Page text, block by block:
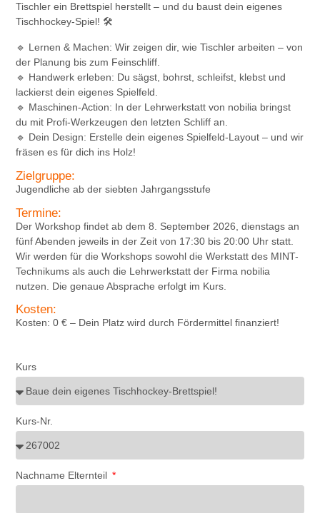
Tischler ein Brettspiel herstellt – unddu baust dein eigenes
Tischhockey-Spiel! 🛠️
🔹 Lernen & Machen: Wir zeigen dir, wie Tischler arbeiten – von
der Planung bis zum Feinschliff.
🔹 Handwerk erleben: Du sägst, bohrst, schleifst, klebst und
lackierst dein eigenes Spielfeld.
🔹 Maschinen-Action: In der Lehrwerkstatt von nobilia bringst
du mit Profi-Werkzeugen den letzten Schliff an.
🔹 Dein Design: Erstelle dein eigenes Spielfeld-Layout – und wir
fräsen es für dich ins Holz!
Zielgruppe:
Jugendliche ab der siebten Jahrgangsstufe
Termine:
Der Workshop findet ab dem 8. September 2026 , dienstags an
fünfAbenden jeweils in der Zeit von 17:30 bis 20:00 Uhr statt.
Wirwerden für die Workshops sowohl die Werkstatt des MINT-
Technikums als auchdie Lehrwerkstatt der Firma nobilia
nutzen. Diegenaue Absprache erfolgt im Kurs.
Kosten:
Kosten: 0 € – Dein Platz wird durch Fördermittel finanziert!
Kurs
Kurs-Nr.
Nachname Elternteil